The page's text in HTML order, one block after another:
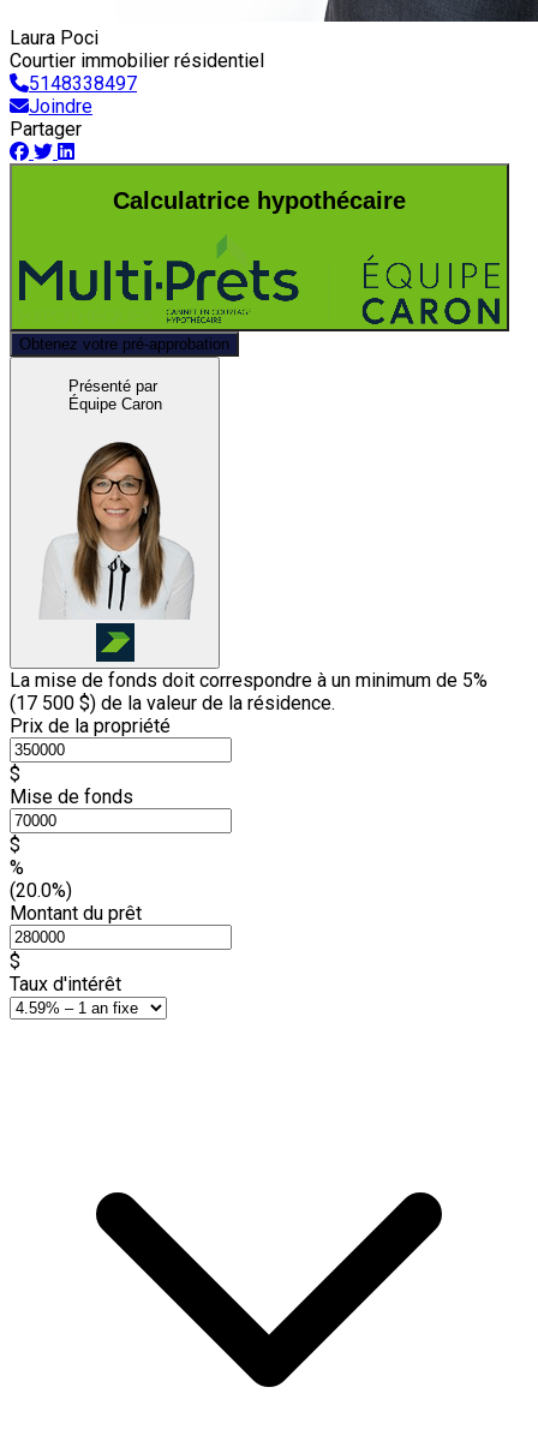
Laura Poci
Courtier immobilier résidentiel
5148338497
Joindre
Partager
Calculatrice hypothécaire
Obtenez votre pré-approbation
Présenté par
Équipe Caron
La mise de fonds doit correspondre à un minimum de 5%
(17 500 $) de la valeur de la résidence.
Prix de la propriété
$
Mise de fonds
$
%
(20.0%)
Montant du prêt
$
Taux d'intérêt